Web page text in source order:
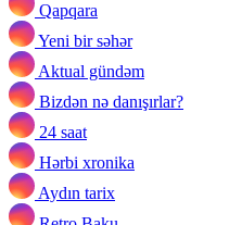
Qapqara
Yeni bir səhər
Aktual gündəm
Bizdən nə danışırlar?
24 saat
Hərbi xronika
Aydın tarix